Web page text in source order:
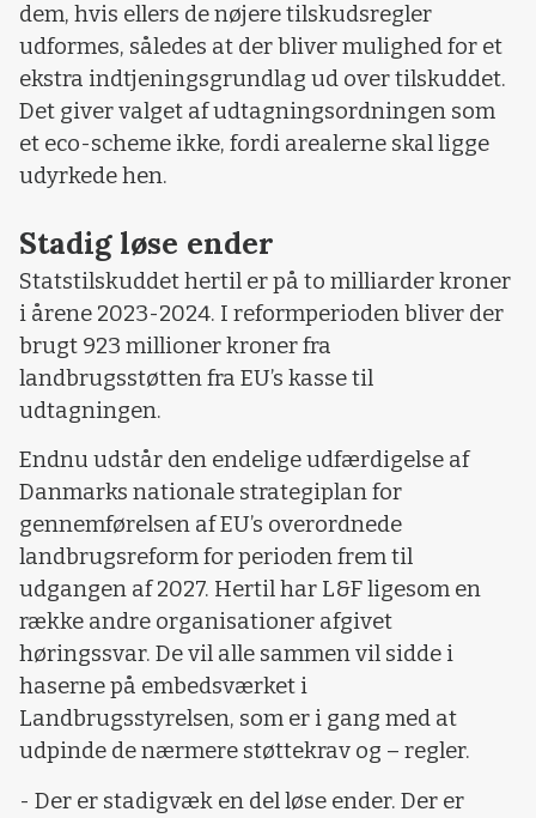
dem, hvis ellers de nøjere tilskudsregler
udformes, således at der bliver mulighed for et
ekstra indtjeningsgrundlag ud over tilskuddet.
Det giver valget af udtagningsordningen som
et eco-scheme ikke, fordi arealerne skal ligge
udyrkede hen.
Stadig løse ender
Statstilskuddet hertil er på to milliarder kroner
i årene 2023-2024. I reformperioden bliver der
brugt 923 millioner kroner fra
landbrugsstøtten fra EU’s kasse til
udtagningen.
Endnu udstår den endelige udfærdigelse af
Danmarks nationale strategiplan for
gennemførelsen af EU’s overordnede
landbrugsreform for perioden frem til
udgangen af 2027. Hertil har L&F ligesom en
række andre organisationer afgivet
høringssvar. De vil alle sammen vil sidde i
haserne på embedsværket i
Landbrugsstyrelsen, som er i gang med at
udpinde de nærmere støttekrav og – regler.
- Der er stadigvæk en del løse ender. Der er